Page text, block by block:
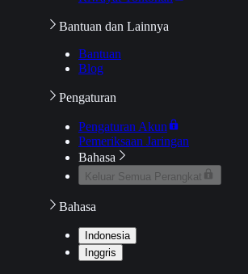
Bantuan dan Lainnya
Bantuan
Blog
Pengaturan
Pengaturan Akun
Pemeriksaan Jaringan
Bahasa
Keluar Semua Perangkat
Bahasa
Indonesia
Inggris